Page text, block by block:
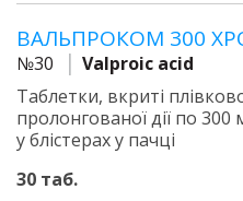
ВАЛЬПРОКОМ 300
№30
Valproic acid
Таблетки, вкриті
пролонгованої дії по
у блістерах у пачці
30 таб.